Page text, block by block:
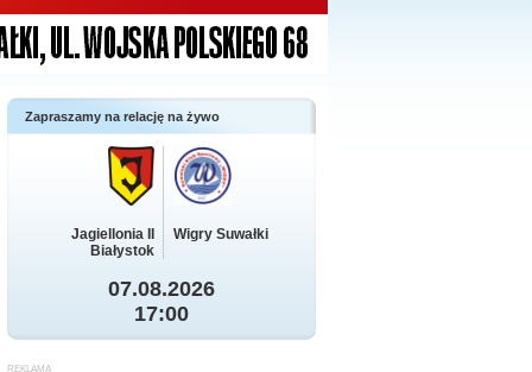
Zapraszamy na relację na żywo
Jagiellonia II
Białystok
Wigry Suwałki
07.08.2026
17:00